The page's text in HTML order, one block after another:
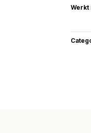
Werkt